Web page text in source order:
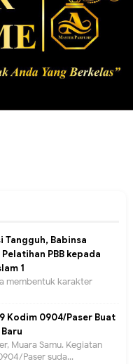
Tangguh, Babinsa
PBB kepada
1
membentuk karakter
Kodim 0904/Paser Buat
Muara Samu. Kegiatan
Paser suda...